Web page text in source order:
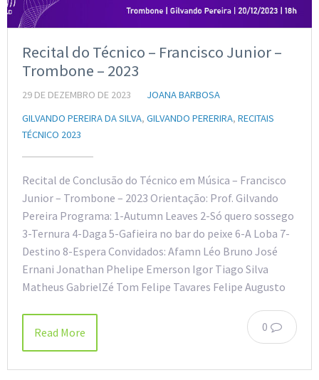
Recital do Técnico – Francisco Junior –
Trombone – 2023
29 DE DEZEMBRO DE 2023
JOANA BARBOSA
GILVANDO PEREIRA DA SILVA, GILVANDO PERERIRA, RECITAIS
TÉCNICO 2023
Recital de Conclusão do Técnico em Música – Francisco
Junior – Trombone – 2023 Orientação: Prof. Gilvando
Pereira Programa: 1-Autumn Leaves 2-Só quero sossego
3-Ternura 4-Daga 5-Gafieira no bar do peixe 6-A Loba 7-
Destino 8-Espera Convidados: Afamn Léo Bruno José
Ernani Jonathan Phelipe Emerson Igor Tiago Silva
Matheus GabrielZé Tom Felipe Tavares Felipe Augusto
0
Read More